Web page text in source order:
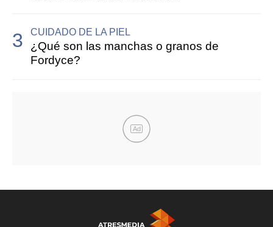
CUIDADO DE LA PIEL
¿Qué son las manchas o granos de
Fordyce?
Ad